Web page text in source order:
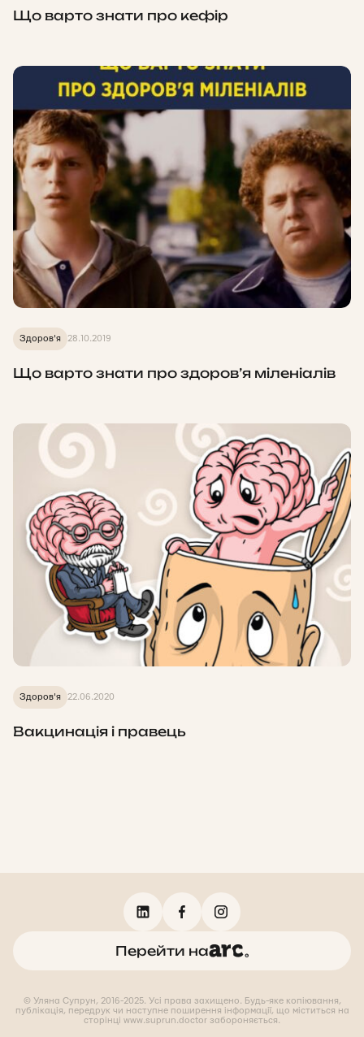
Що варто знати про кефір
Здоров'я 28.10.2019
Що варто знати про здоров’я міленіалів
Здоров'я 22.06.2020
Вакцинація і правець
Перейти на
© Уляна Супрун, 2016-2025. Усі права захищено. Будь-яке копіювання,
публікація, передрук чи наступне поширення інформації, що міститься на
сторінці www.suprun.doctor забороняється.